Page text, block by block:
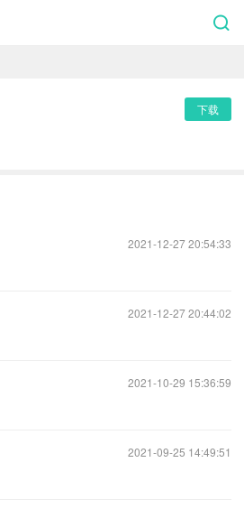
下载
2021-12-27 20:54:33
2021-12-27 20:44:02
2021-10-29 15:36:59
2021-09-25 14:49:51